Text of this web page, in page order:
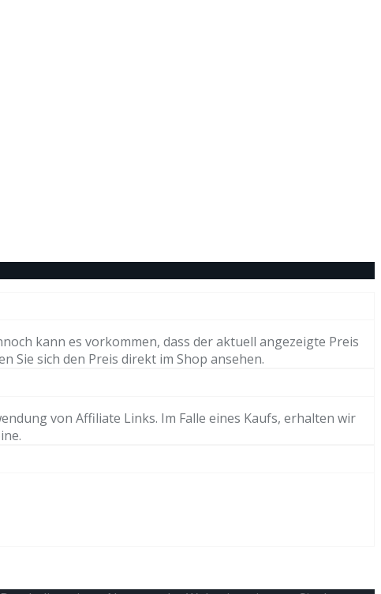
kann es vorkommen, dass der aktuell angezeigte Preis
Sie sich den Preis direkt im Shop ansehen.
von Affiliate Links. Im Falle eines Kaufs, erhalten wir